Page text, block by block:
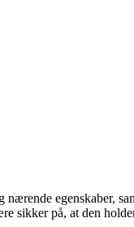
egenskaber,
sikker på, at den